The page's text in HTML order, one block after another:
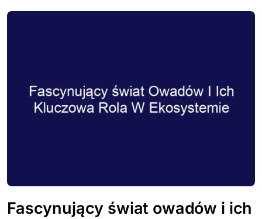
Fascynujący świat owadów i ich